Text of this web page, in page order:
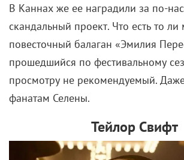
В Каннах же ее наградили за по-
скандальный проект. Что есть то
повесточный балаган «Эмилия
прошедшийся по фестивальному
просмотру не рекомендуемый.
фанатам Селены.
Тейлор Свифт